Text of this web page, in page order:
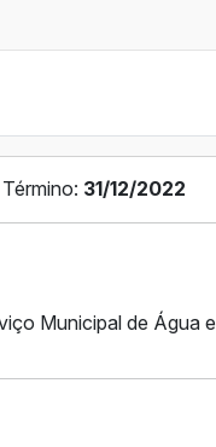
Término: 31/12/2022
Municipal de Água e